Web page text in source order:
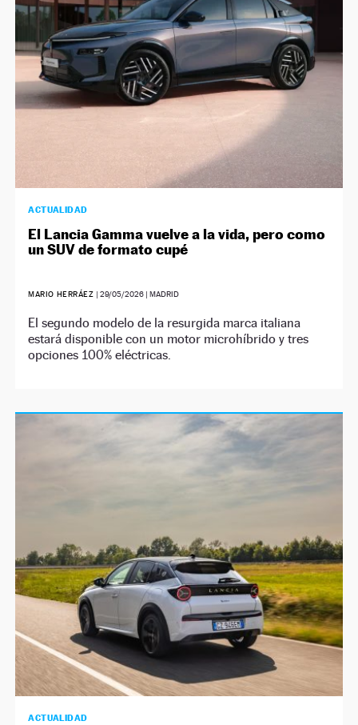
NEWSLETTER
SÍGUENOS
ACTUALIDAD
El Lancia Gamma vuelve a la vida, pero como
un SUV de formato cupé
MARIO HERRÁEZ |29/05/2026 | MADRID
El segundo modelo de la resurgida marca italiana
estará disponible con un motor microhíbrido y tres
opciones 100% eléctricas.
ACTUALIDAD